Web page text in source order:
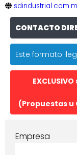
CONTACTO
Este formato
(Propuestas
Empresa